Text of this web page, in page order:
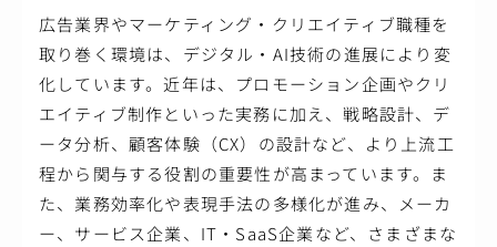
広告業界やマーケティング・クリエイティブ職種を
取り巻く環境は、デジタル・AI技術の進展により変
化しています。近年は、プロモーション企画やクリ
エイティブ制作といった実務に加え、戦略設計、デ
ータ分析、顧客体験（CX）の設計など、より上流工
程から関与する役割の重要性が高まっています。ま
た、業務効率化や表現手法の多様化が進み、メーカ
ー、サービス企業、IT・SaaS企業など、さまざまな